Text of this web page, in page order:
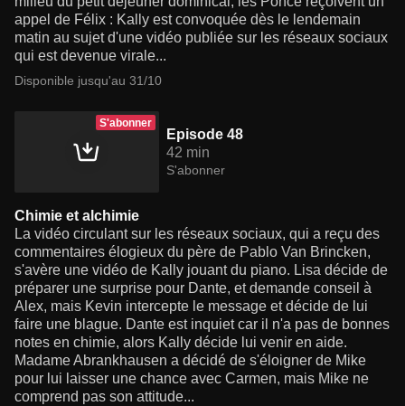
appel de Félix : Kally est convoquée dès le lendemain
matin au sujet d'une vidéo publiée sur les réseaux sociaux
qui est devenue virale...
Disponible jusqu'au 31/10
S'abonner
Episode 48
42 min
S'abonner
Chimie et alchimie
La vidéo circulant sur les réseaux sociaux, qui a reçu des
commentaires élogieux du père de Pablo Van Brincken,
s'avère une vidéo de Kally jouant du piano. Lisa décide de
préparer une surprise pour Dante, et demande conseil à
Alex, mais Kevin intercepte le message et décide de lui
faire une blague. Dante est inquiet car il n'a pas de bonnes
notes en chimie, alors Kally décide lui venir en aide.
Madame Abrankhausen a décidé de s'éloigner de Mike
pour lui laisser une chance avec Carmen, mais Mike ne
comprend pas son attitude...